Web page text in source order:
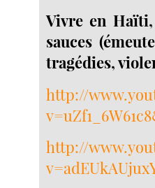
Vivre en
sauces
tragédies,
http://
http://